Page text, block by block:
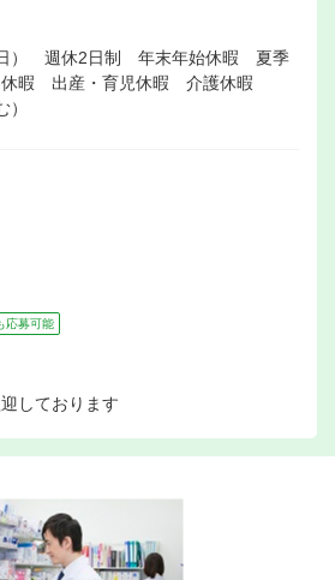
日） 週休2日制 年末年始休暇 夏季
暇 出産・育児休暇 介護休暇
応募可能
しております